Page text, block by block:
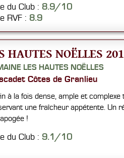
du Club : 8.9/10
RVF : 8.9
HAUTES NOËLLES
LES HAUTES NOËLLES
Côtes de Granlieu
à la fois dense, ample et complexe
une fraîcheur appétente. Un
!
du Club : 9.1/10